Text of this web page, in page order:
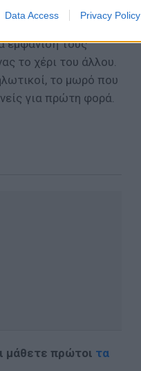
Data Access Privacy Policy
και να
στο πλήθος
εμφάνισή τους
το χέρι του άλλου.
το μωρό που
για πρώτη φορά.
μάθετε πρώτοι τα